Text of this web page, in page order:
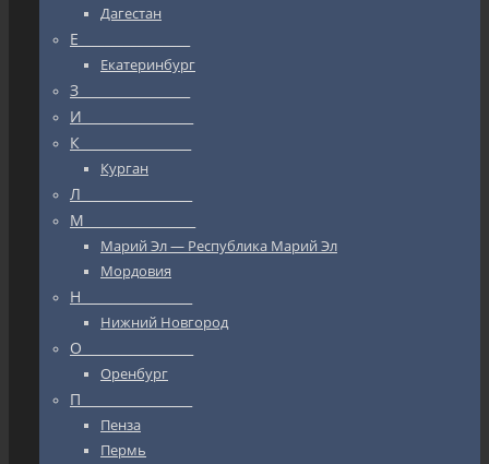
Дагестан
Е_________________
Екатеринбург
З_________________
И_________________
К_________________
Курган
Л_________________
М_________________
Марий Эл — Республика Марий Эл
Мордовия
Н_________________
Нижний Новгород
О_________________
Оренбург
П_________________
Пенза
Пермь